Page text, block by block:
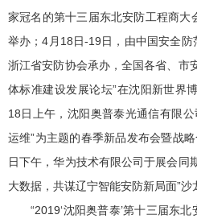
家冠名的第十三届东北安防工程商大
举办；4月18日-19日，由中国安全防
浙江省安防协会承办，全国各省、市
体标准建设发展论坛”在沈阳新世界
18日上午，沈阳奥普泰光通信有限
运维”为主题的春季新品发布会暨战
日下午，华为技术有限公司于展会同
大数据，共谋辽宁智能安防新局面”沙
“2019‘沈阳奥普泰’第十三届东北